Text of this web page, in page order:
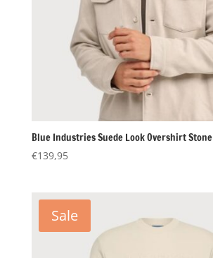
Blue Industries Suede Look Overshirt Stone
€139,95
Sale